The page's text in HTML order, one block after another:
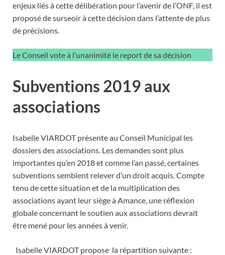
enjeux liés à cette délibération pour l’avenir de l’ONF, il est
proposé de surseoir à cette décision dans l’attente de plus
de précisions.
Le Conseil vote à l’unanimité le report de sa décision
Subventions 2019 aux
associations
Isabelle VIARDOT présente au Conseil Municipal les
dossiers des associations. Les demandes sont plus
importantes qu’en 2018 et comme l’an passé, certaines
subventions semblent relever d’un droit acquis. Compte
tenu de cette situation et de la multiplication des
associations ayant leur siège à Amance, une réflexion
globale concernant le soutien aux associations devrait
être mené pour les années à venir.
Isabelle VIARDOT propose la répartition suivante :